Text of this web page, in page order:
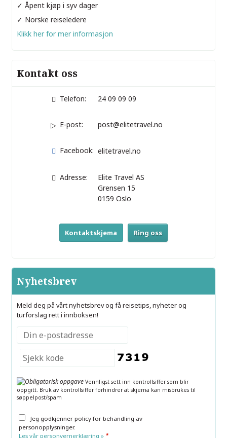
✓ Åpent kjøp i syv dager
✓ Norske reiseledere
Klikk her for mer informasjon
Kontakt oss
Telefon: 24 09 09 09
E-post: post@elitetravel.no
Facebook: elitetravel.no
Adresse:
Elite Travel AS
Grensen 15
0159 Oslo
Kontaktskjema Ring oss
Nyhetsbrev
Meld deg på vårt nyhetsbrev og få reisetips, nyheter og
turforslag rett i innboksen!
Vennligst sett inn kontrollsiffer som blir
oppgitt. Bruk av kontrollsiffer forhindrer at skjema kan misbrukes til
søppelpost/spam
Jeg godkjenner policy for behandling av
personopplysninger.
Les vår personvernerklæring » *